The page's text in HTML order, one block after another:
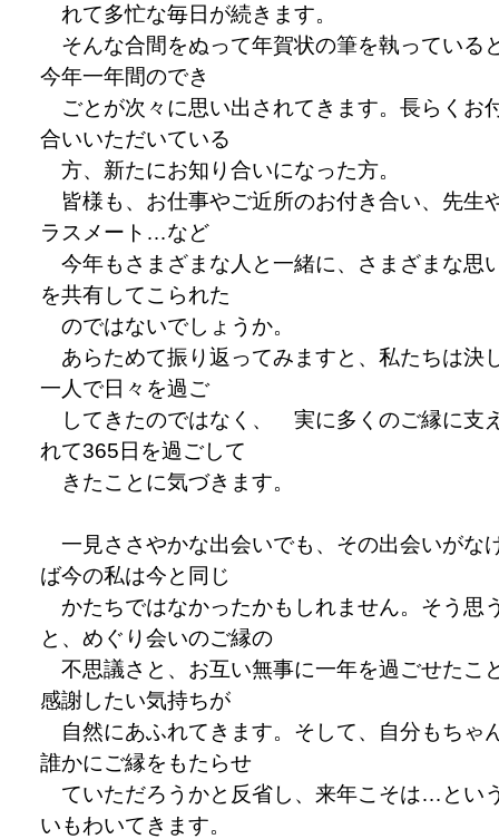
れて多忙な毎日が続きます。
そんな合間をぬって年賀状の筆を執っている
今年一年間のでき
ごとが次々に思い出されてきます。長らくお
合いいただいている
方、新たにお知り合いになった方。
皆様も、お仕事やご近所のお付き合い、先生
ラスメート…など
今年もさまざまな人と一緒に、さまざまな思
を共有してこられた
のではないでしょうか。
あらためて振り返ってみますと、私たちは決
一人で日々を過ご
してきたのではなく、 実に多くのご縁に支
れて365日を過ごして
きたことに気づきます。
一見ささやかな出会いでも、その出会いがな
ば今の私は今と同じ
かたちではなかったかもしれません。そう思
と、めぐり会いのご縁の
不思議さと、お互い無事に一年を過ごせたこ
感謝したい気持ちが
自然にあふれてきます。そして、自分もちゃ
誰かにご縁をもたらせ
ていただろうかと反省し、来年こそは…とい
いもわいてきます。